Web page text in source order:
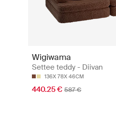
Wigiwama
Settee teddy - Diivan
136X 78X 46CM
440.25 € 587 €